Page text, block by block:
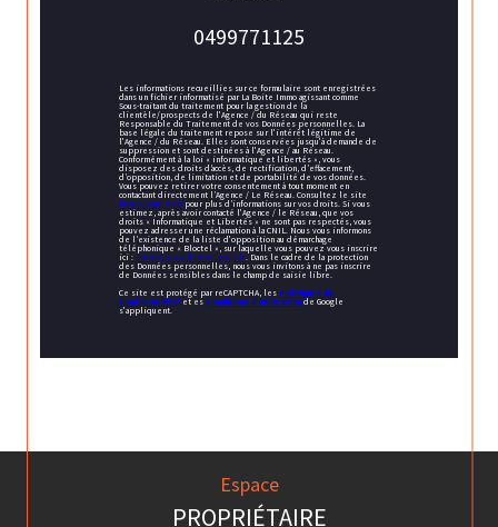
0499771125
Les informations recueillies sur ce formulaire sont enregistrées
dans un fichier informatisé par La Boite Immo agissant comme
Sous-traitant du traitement pour la gestion de la
clientèle/prospects de l'Agence / du Réseau qui reste
Responsable du Traitement de vos Données personnelles. La
base légale du traitement repose sur l'intérêt légitime de
l'Agence / du Réseau. Elles sont conservées jusqu'à demande de
suppression et sont destinées à l'Agence / au Réseau.
Conformément à la loi « informatique et libertés », vous
disposez des droits d’accès, de rectification, d’effacement,
d’opposition, de limitation et de portabilité de vos données.
Vous pouvez retirer votre consentement à tout moment en
contactant directement l’Agence / Le Réseau. Consultez le site
https://cnil.fr/frpour plus d’informations sur vos droits. Si vous
estimez, après avoir contacté l'Agence / le Réseau, que vos
droits « Informatique et Libertés » ne sont pas respectés, vous
pouvez adresser une réclamation à la CNIL. Nous vous informons
de l’existence de la liste d'opposition au démarchage
téléphonique « Bloctel », sur laquelle vous pouvez vous inscrire
ici : https://www.bloctel.gouv.fr. Dans le cadre de la protection
des Données personnelles, nous vous invitons à ne pas inscrire
de Données sensibles dans le champ de saisie libre.
Ce site est protégé par reCAPTCHA, lesPolitiques de
Confidentialité et esConditions d'utilisationde Google
s'appliquent.
Espace
PROPRIÉTAIRE